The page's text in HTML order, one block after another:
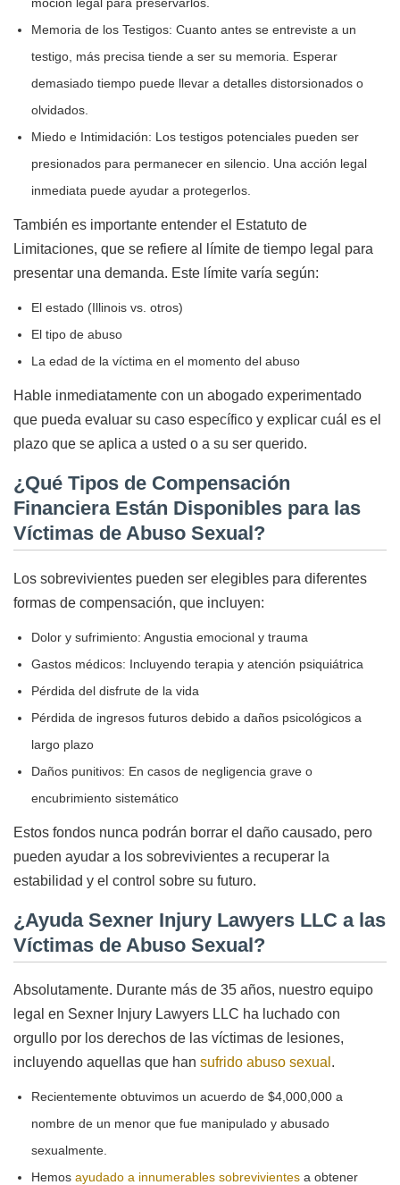
moción legal para preservarlos.
Memoria de los Testigos: Cuanto antes se entreviste a un
testigo, más precisa tiende a ser su memoria. Esperar
demasiado tiempo puede llevar a detalles distorsionados o
olvidados.
Miedo e Intimidación: Los testigos potenciales pueden ser
presionados para permanecer en silencio. Una acción legal
inmediata puede ayudar a protegerlos.
También es importante entender el Estatuto de
Limitaciones, que se refiere al límite de tiempo legal para
presentar una demanda. Este límite varía según:
El estado (Illinois vs. otros)
El tipo de abuso
La edad de la víctima en el momento del abuso
Hable inmediatamente con un abogado experimentado
que pueda evaluar su caso específico y explicar cuál es el
plazo que se aplica a usted o a su ser querido.
¿Qué Tipos de Compensación
Financiera Están Disponibles para las
Víctimas de Abuso Sexual?
Los sobrevivientes pueden ser elegibles para diferentes
formas de compensación, que incluyen:
Dolor y sufrimiento: Angustia emocional y trauma
Gastos médicos: Incluyendo terapia y atención psiquiátrica
Pérdida del disfrute de la vida
Pérdida de ingresos futuros debido a daños psicológicos a
largo plazo
Daños punitivos: En casos de negligencia grave o
encubrimiento sistemático
Estos fondos nunca podrán borrar el daño causado, pero
pueden ayudar a los sobrevivientes a recuperar la
estabilidad y el control sobre su futuro.
¿Ayuda Sexner Injury Lawyers LLC a las
Víctimas de Abuso Sexual?
Absolutamente. Durante más de 35 años, nuestro equipo
legal en Sexner Injury Lawyers LLC ha luchado con
orgullo por los derechos de las víctimas de lesiones,
incluyendo aquellas que han sufrido abuso sexual .
Recientemente obtuvimos un acuerdo de $4,000,000 a
nombre de un menor que fue manipulado y abusado
sexualmente.
Hemos ayudado a innumerables sobrevivientes a obtener